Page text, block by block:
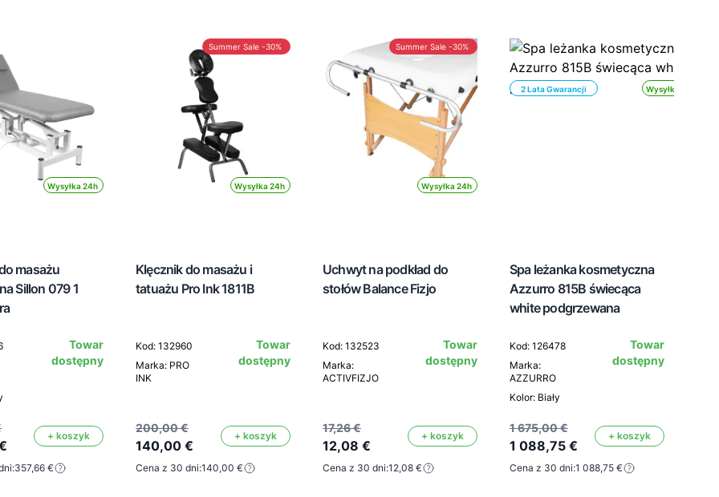
Wysyłka 24h
masażu
Sillon 079 1
Towar
dostępny
+ koszyk
357,66 €
Wysyłka 24h
Summer Sale -30%
Klęcznik do masażu i
tatuażu Pro Ink 1811B
Kod: 132960
Marka: PRO
INK
Towar
dostępny
200,00 €
140,00 €
+ koszyk
Cena z 30 dni:140,00 €
Wysyłka 24h
Summer Sale -30%
Uchwyt na podkład do
stołów Balance Fizjo
Kod: 132523
Marka:
ACTIVFIZJO
Towar
dostępny
17,26 €
12,08 €
+ koszyk
Cena z 30 dni:12,08 €
Wysyłka 24h
2 Lata Gwarancji
Spa leżanka kosmetyczna
Azzurro 815B świecąca
white podgrzewana
Kod: 126478
Marka:
AZZURRO
Kolor: Biały
Towar
dostępny
1 675,00 €
1 088,75 €
+ koszyk
Cena z 30 dni:1 088,75 €